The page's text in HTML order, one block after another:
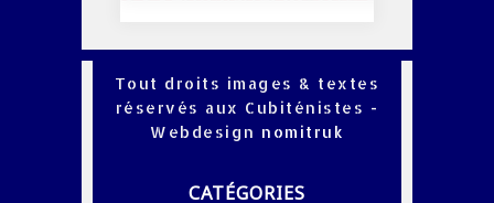
Tout droits images & textes
réservés aux Cubiténistes -
Webdesign nomitruk
CATÉGORIES